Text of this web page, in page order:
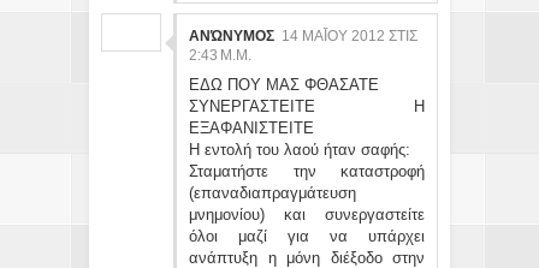
ΑΝΏΝΥΜΟΣ 14 ΜΑΪ́ΟΥ 2012 ΣΤΙΣ 2:
43 Μ.Μ.
ΕΔΩ ΠΟΥ ΜΑΣ ΦΘΑΣΑΤΕ
ΣΥΝΕΡΓΑΣΤΕΙΤΕ Η
ΕΞΑΦΑΝΙΣΤΕΙΤΕ
Η εντολή του λαού ήταν σαφής:
Σταματήστε την καταστροφή
(επαναδιαπραγμάτευση
μνημονίου) και συνεργαστείτε
όλοι μαζί για να υπάρχει
ανάπτυξη η μόνη διέξοδο στην